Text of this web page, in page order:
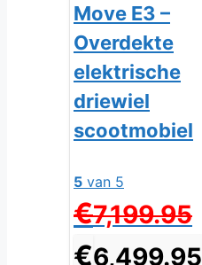
Move E3 –
Overdekte
elektrische
driewiel
scootmobiel
5 van 5
€7,199.95
€6,499.95